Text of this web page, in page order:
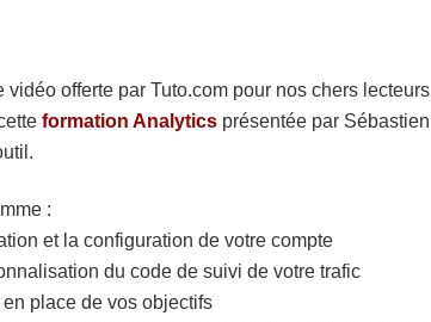
vidéo offerte par Tuto.com pour nos chers
formation Analytics présentée par
:
et la configuration de votre compte
du code de suivi de votre trafic
place de vos objectifs